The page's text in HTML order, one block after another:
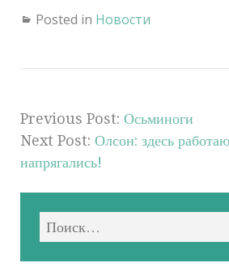
Posted in Новости
Previous Post: Осьминоги
Next Post: Олсон: здесь
напрягались!